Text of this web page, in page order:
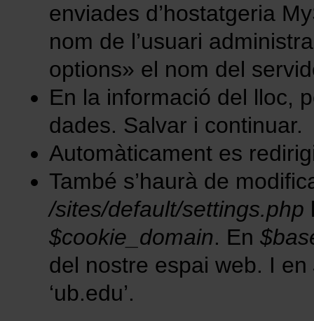
enviades d’hostatgeria
nom de l’usuari
options» el nom del
En la informació del lloc,
dades. Salvar i continuar.
Automàticament es
També s’haurà de
/sites/default/settings.php
$cookie_domain. En
del nostre espai web. I en
‘ub.edu’.